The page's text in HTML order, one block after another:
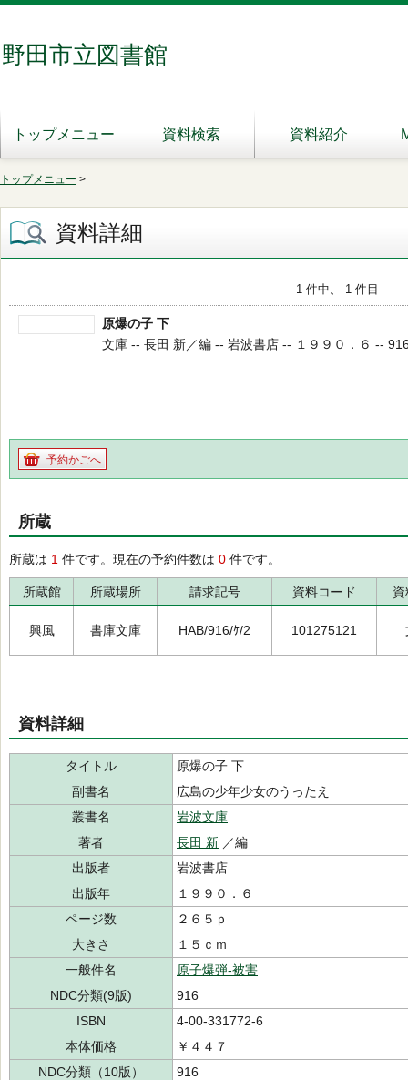
野田市立図書館
トップメニュー 資料検索 資料紹介
トップメニュー >
資料詳細
1 件中、 1 件目
原爆の子 下
文庫 -- 長田 新／編 -- 岩波書店 -- １９９０．６ --
予約かごへ
所蔵
所蔵は 1 件です。現在の予約件数は 0 件です。
所蔵館 所蔵場所 請求記号 資料コード
興風 書庫文庫 HAB/916/ｹ/2 101275121
資料詳細
タイトル
原爆の子 下
副書名
広島の少年少女のうったえ
叢書名
岩波文庫
著者
長田 新 ／編
出版者
岩波書店
出版年
１９９０．６
ページ数
２６５ｐ
大きさ
１５ｃｍ
一般件名
原子爆弾-被害
NDC分類(9版)
916
ISBN
4-00-331772-6
本体価格
￥４４７
NDC分類（10版）
916